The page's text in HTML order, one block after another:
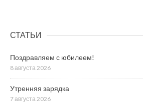
СТАТЬИ
Поздравляем с юбилеем!
8 августа 2026
Утренняя зарядка
7 августа 2026